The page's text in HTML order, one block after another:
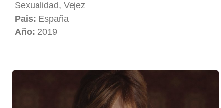
Sexualidad, Vejez
Pais: España
Año: 2019